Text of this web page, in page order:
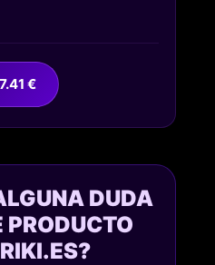
€
DUDA
PRODUCTO